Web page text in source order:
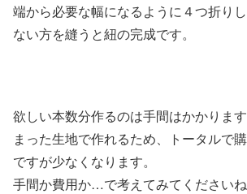
端から必要な幅になるように４つ折り
ない方を縫うと紐の完成です。
欲しい本数分作るのは手間はかかりま
まった生地で作れるため、トータルで
ですが少なくなります。
手間か費用か…で考えてみてくださいね